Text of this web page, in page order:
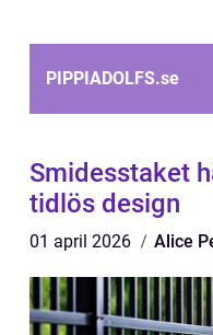
PIPPIADOLFS.se
Smidesstaket
tidlös design
01 april 2026 Alice